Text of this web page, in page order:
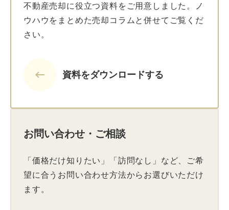
不動産売却に役立つ資料をご用意しました。ノ
ウハウをまとめた売却コラムと併せてご覧くだ
さい。
keyboard_backspace 資料をダウンロードする
お問い合わせ・ご相談
「価格だけ知りたい」「訪問なし」など、ご希
望に合うお問い合わせ方法からお選びいただけ
ます。